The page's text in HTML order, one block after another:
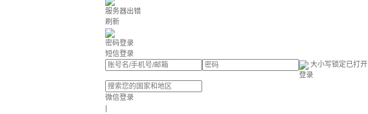
服务器出错
刷新
密码登录
短信登录
大小写锁定已打开
登录
微信登录